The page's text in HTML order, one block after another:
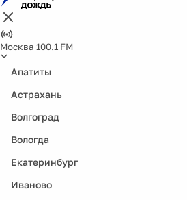
Москва 100.1 FM
Апатиты
Астрахань
Волгоград
Вологда
Екатеринбург
Иваново